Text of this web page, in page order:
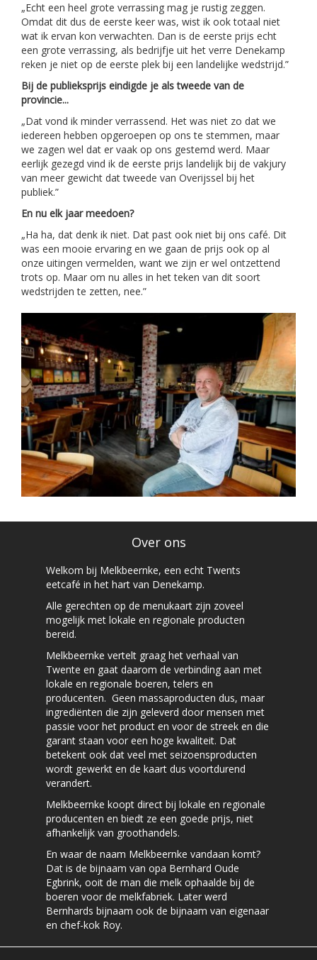
„Echt een heel grote verrassing mag je rustig zeggen.
Omdat dit dus de eerste keer was, wist ik ook totaal niet
wat ik ervan kon verwachten. Dan is de eerste prijs echt
een grote verrassing, als bedrijfje uit het verre Denekamp
reken je niet op de eerste plek bij een landelijke wedstrijd.”
Bij de publieksprijs eindigde je als tweede van de
provincie...
„Dat vond ik minder verrassend. Het was niet zo dat we
iedereen hebben opgeroepen op ons te stemmen, maar
we zagen wel dat er vaak op ons gestemd werd. Maar
eerlijk gezegd vind ik de eerste prijs landelijk bij de vakjury
van meer gewicht dat tweede van Overijssel bij het
publiek.”
En nu elk jaar meedoen?
„Ha ha, dat denk ik niet. Dat past ook niet bij ons café. Dit
was een mooie ervaring en we gaan de prijs ook op al
onze uitingen vermelden, want we zijn er wel ontzettend
trots op. Maar om nu alles in het teken van dit soort
wedstrijden te zetten, nee.”
Over ons
Welkom bij Melkbeernke, een echt Twents
eetcafé in het hart van Denekamp.
Alle gerechten op de menukaart zijn zoveel
mogelijk met lokale en regionale producten
bereid.
Melkbeernke vertelt graag het verhaal van
Twente en gaat daarom de verbinding aan met
lokale en regionale boeren, telers en
producenten. Geen massaproducten dus, maar
ingrediënten die zijn geleverd door mensen met
passie voor het product en voor de streek en die
garant staan voor een hoge kwaliteit. Dat
betekent ook dat veel met seizoensproducten
wordt gewerkt en de kaart dus voortdurend
verandert.
Melkbeernke koopt direct bij lokale en regionale
producenten en biedt ze een goede prijs, niet
afhankelijk van groothandels.
En waar de naam Melkbeernke vandaan komt?
Dat is de bijnaam van opa Bernhard Oude
Egbrink, ooit de man die melk ophaalde bij de
boeren voor de melkfabriek. Later werd
Bernhards bijnaam ook de bijnaam van eigenaar
en chef-kok Roy.